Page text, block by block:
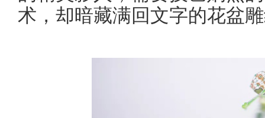
术，却暗藏满回文字的花盆